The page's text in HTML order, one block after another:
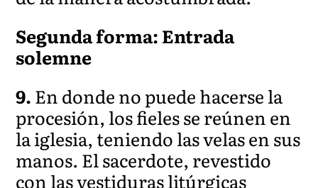
Segunda forma: Entrada
solemne
9.En donde no puede hacerse la
procesión, los fieles se reúnen en
la iglesia, teniendo las velas en sus
manos. El sacerdote, revestido
con las vestiduras litúrgicas